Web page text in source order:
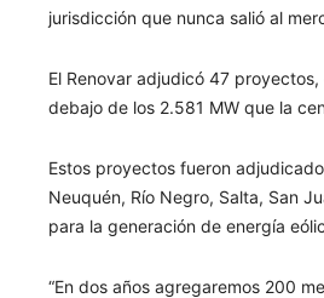
jurisdicción que nunca salió al
El Renovar adjudicó 47
debajo de los 2.581 MW que la
Estos proyectos fueron
Neuquén, Río Negro, Salta, San
para la generación de energía
“En dos años agregaremos 200